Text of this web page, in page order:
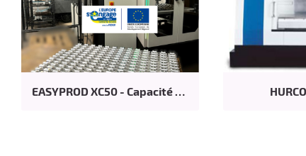
EASYPROD XC50 - Capacité 50kg